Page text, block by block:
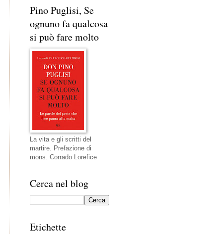
Pino Puglisi, Se
ognuno fa qualcosa
si può fare molto
La vita e gli scritti del
martire. Prefazione di
mons. Corrado Lorefice
Cerca nel blog
Etichette